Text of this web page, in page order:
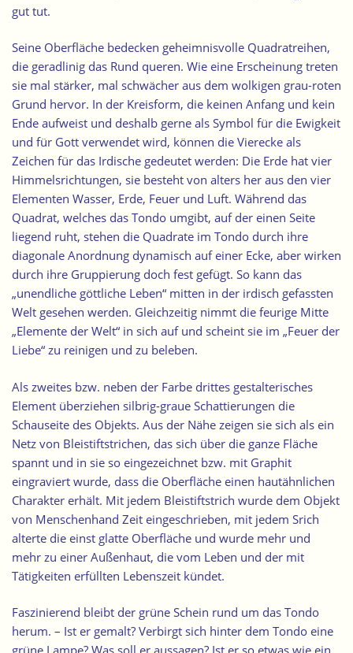
gut tut.
Seine Oberfläche bedecken geheimnisvolle Quadratreihen,
die geradlinig das Rund queren. Wie eine Erscheinung treten
sie mal stärker, mal schwächer aus dem wolkigen grau-roten
Grund hervor. In der Kreisform, die keinen Anfang und kein
Ende aufweist und deshalb gerne als Symbol für die Ewigkeit
und für Gott verwendet wird, können die Vierecke als
Zeichen für das Irdische gedeutet werden: Die Erde hat vier
Himmelsrichtungen, sie besteht von alters her aus den vier
Elementen Wasser, Erde, Feuer und Luft. Während das
Quadrat, welches das Tondo umgibt, auf der einen Seite
liegend ruht, stehen die Quadrate im Tondo durch ihre
diagonale Anordnung dynamisch auf einer Ecke, aber wirken
durch ihre Gruppierung doch fest gefügt. So kann das
„unendliche göttliche Leben“ mitten in der irdisch gefassten
Welt gesehen werden. Gleichzeitig nimmt die feurige Mitte
„Elemente der Welt“ in sich auf und scheint sie im „Feuer der
Liebe“ zu reinigen und zu beleben.
Als zweites bzw. neben der Farbe drittes gestalterisches
Element überziehen silbrig-graue Schattierungen die
Schauseite des Objekts. Aus der Nähe zeigen sie sich als ein
Netz von Bleistiftstrichen, das sich über die ganze Fläche
spannt und in sie so eingezeichnet bzw. mit Graphit
eingraviert wurde, dass die Oberfläche einen hautähnlichen
Charakter erhält. Mit jedem Bleistiftstrich wurde dem Objekt
von Menschenhand Zeit eingeschrieben, mit jedem Srich
alterte die einst glatte Oberfläche und wurde mehr und
mehr zu einer Außenhaut, die vom Leben und der mit
Tätigkeiten erfüllten Lebenszeit kündet.
Faszinierend bleibt der grüne Schein rund um das Tondo
herum. – Ist er gemalt? Verbirgt sich hinter dem Tondo eine